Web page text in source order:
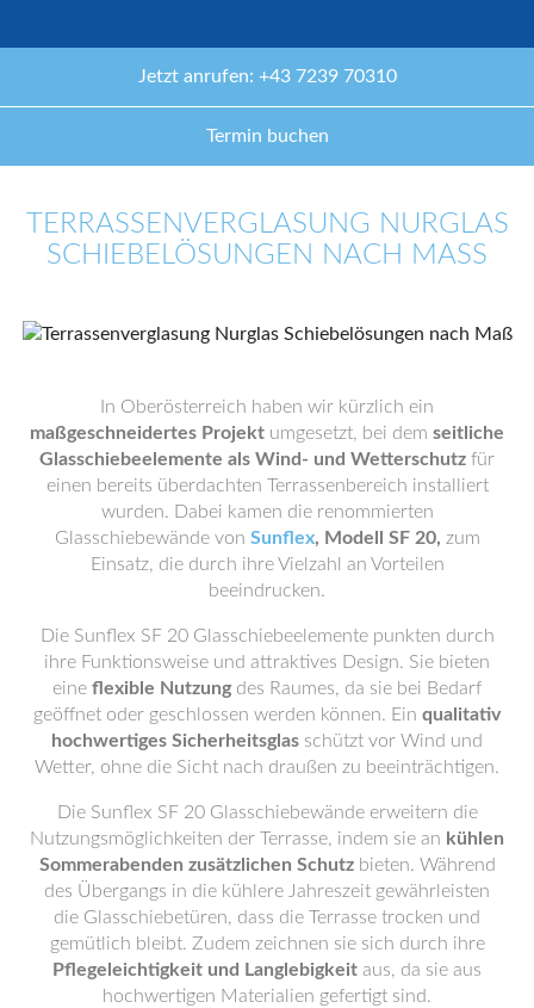
Jetzt anrufen: +43 7239 70310
Termin buchen
TERRASSENVERGLASUNG NURGLAS
SCHIEBELÖSUNGEN NACH MASS
In Oberösterreich haben wir kürzlich ein
maßgeschneidertes Projekt umgesetzt, bei dem seitliche
Glasschiebeelemente als Wind- und Wetterschutz für
einen bereits überdachten Terrassenbereich installiert
wurden. Dabei kamen die renommierten
Glasschiebewände von Sunflex, Modell SF 20, zum
Einsatz, die durch ihre Vielzahl an Vorteilen
beeindrucken.
Die Sunflex SF 20 Glasschiebeelemente punkten durch
ihre Funktionsweise und attraktives Design. Sie bieten
eine flexible Nutzung des Raumes, da sie bei Bedarf
geöffnet oder geschlossen werden können. Ein qualitativ
hochwertiges Sicherheitsglas schützt vor Wind und
Wetter, ohne die Sicht nach draußen zu beeinträchtigen.
Die Sunflex SF 20 Glasschiebewände erweitern die
Nutzungsmöglichkeiten der Terrasse, indem sie an kühlen
Sommerabenden zusätzlichen Schutzbieten. Während
des Übergangs in die kühlere Jahreszeit gewährleisten
die Glasschiebetüren, dass die Terrasse trocken und
gemütlich bleibt. Zudem zeichnen sie sich durch ihre
Pflegeleichtigkeit und Langlebigkeit aus, da sie aus
hochwertigen Materialien gefertigt sind.